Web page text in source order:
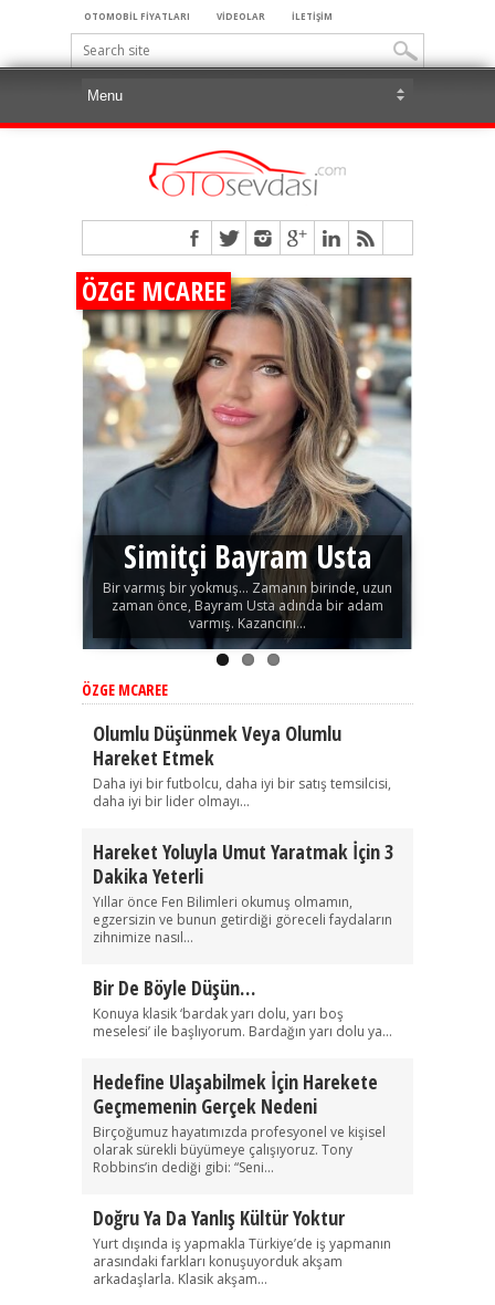
OTOMOBİL FİYATLARI VİDEOLAR İLETİŞİM
ÖZGE MCAREE
Simitçi Bayram Usta
Bir varmış bir yokmuş… Zamanın birinde, uzun
zaman önce, Bayram Usta adında bir adam
varmış. Kazancını...
ÖZGE MCAREE
Olumlu Düşünmek Veya Olumlu
Hareket Etmek
Daha iyi bir futbolcu, daha iyi bir satış temsilcisi,
daha iyi bir lider olmayı...
Hareket Yoluyla Umut Yaratmak İçin 3
Dakika Yeterli
Yıllar önce Fen Bilimleri okumuş olmamın,
egzersizin ve bunun getirdiği göreceli faydaların
zihnimize nasıl...
Bir De Böyle Düşün…
Konuya klasik ‘bardak yarı dolu, yarı boş
meselesi’ ile başlıyorum. Bardağın yarı dolu ya...
Hedefine Ulaşabilmek İçin Harekete
Geçmemenin Gerçek Nedeni
Birçoğumuz hayatımızda profesyonel ve kişisel
olarak sürekli büyümeye çalışıyoruz. Tony
Robbins’in dediği gibi: “Seni...
Doğru Ya Da Yanlış Kültür Yoktur
Yurt dışında iş yapmakla Türkiye’de iş yapmanın
arasındaki farkları konuşuyorduk akşam
arkadaşlarla. Klasik akşam...